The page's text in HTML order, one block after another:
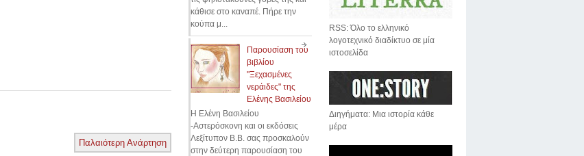
Παλαιότερη Ανάρτηση
RSS: Όλο το ελληνικό
λογοτεχνικό διαδίκτυο σε μία
ιστοσελίδα
Διηγήματα: Μια ιστορία κάθε
μέρα
κάθισε στο καναπέ. Πήρε την
κούπα μ...
Παρουσίαση του
βιβλίου
"Ξεχασμένες
νεράιδες" της
Ελένης Βασιλείου
Η Ελένη Βασιλείου
-Αστερόσκονη και οι εκδόσεις
Λεξίτυπον Β.Β. σας προσκαλούν
στην δεύτερη παρουσίαση του